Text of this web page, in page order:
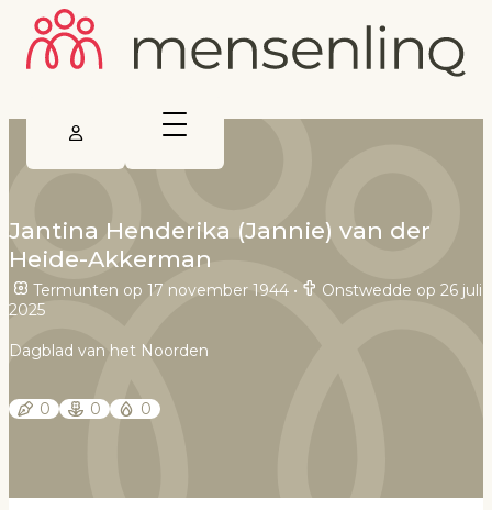
Jantina Henderika (Jannie) van der
Heide-Akkerman
Termunten op 17 november 1944 •
Onstwedde op 26 juli
2025
Dagblad van het Noorden
0 0 0